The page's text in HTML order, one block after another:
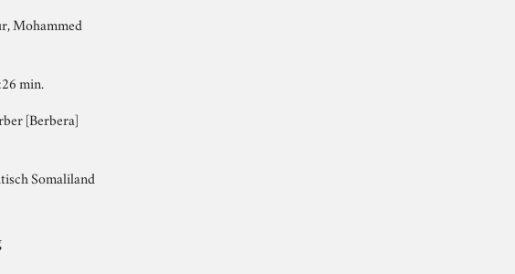
Mohammed
min.
[Berbera]
Somaliland